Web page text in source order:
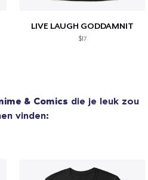
LIVE LAUGH GODDAMNIT
$17
& Comics die je leuk zou
vinden: